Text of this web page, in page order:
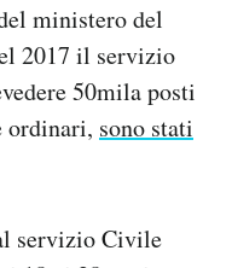
ministero del
2017 il servizio
50mila posti
ordinari, sono stati
servizio Civile